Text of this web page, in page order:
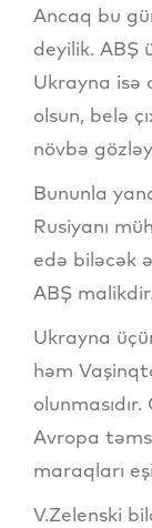
Ancaq bu
deyilik. ABŞ
Ukrayna isə
olsun, belə
növbə
Bununla
Rusiyanı
edə biləcək
ABŞ malikdir.
Ukrayna
həm
Avropa
maraqları
V.Zelenski